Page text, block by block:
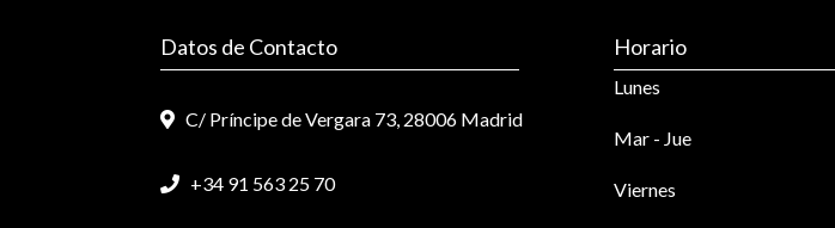
Datos de Contacto
C/ Príncipe de Vergara 73, 28006 Madrid
+34 91 563 25 70
Horario
Lunes
Mar - Jue
Viernes